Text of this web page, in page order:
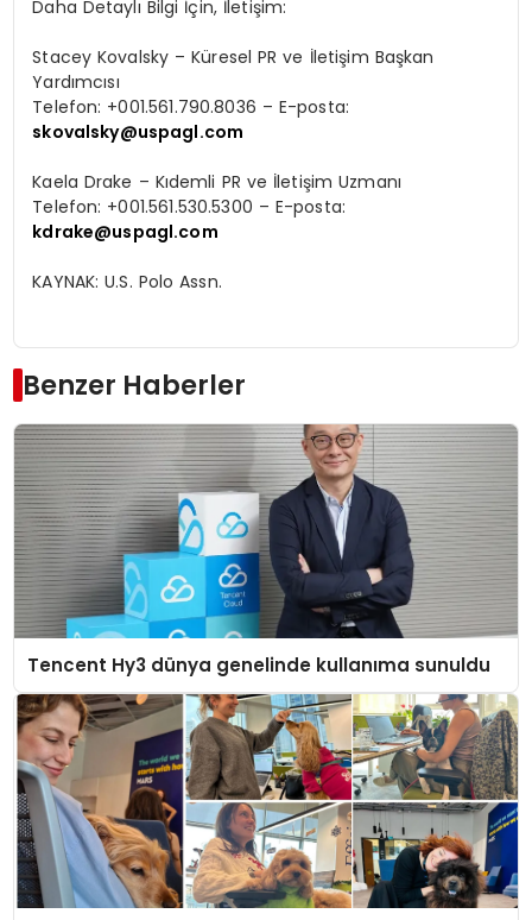
Daha Detaylı Bilgi İçin, İletişim:
Stacey Kovalsky –Küresel PR ve İletişim Başkan
Yardımcısı
Telefon: +001.561.790.8036 – E-posta:
skovalsky@uspagl.com
Kaela Drake – Kıdemli PR ve İletişim Uzmanı
Telefon: +001.561.530.5300 – E-posta:
kdrake@uspagl.com
KAYNAK:U.S. Polo Assn.
Benzer Haberler
Tencent Hy3 dünya genelinde kullanıma sunuldu